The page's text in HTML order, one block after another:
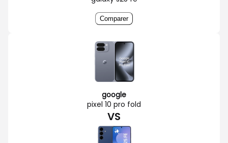
Comparer
google
pixel 10 pro fold
VS